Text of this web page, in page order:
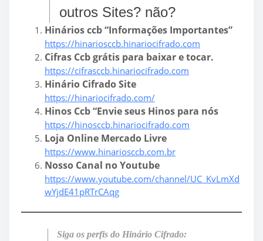
outros Sites? não?
Hinários ccb “Informações Importantes”
https://hinariosccb.hinariocifrado.com
Cifras Ccb grátis para baixar e tocar.
https://cifrasccb.hinariocifrado.com
Hinário Cifrado Site
https://hinariocifrado.com/
Hinos Ccb “Envie seus Hinos para nós
https://hinosccb.hinariocifrado.com
Loja Online Mercado Livre
https://www.hinariosccb.com.br
Nosso Canal no Youtube
https://www.youtube.com/channel/UC_KvLmXd
wYjdE41pRTrCAqg
Siga os perfis do Hinário Cifrado: